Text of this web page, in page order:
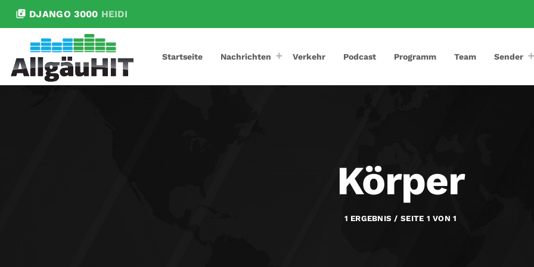
library_music DJANGO 3000 HEIDI
Startseite Nachrichten Verkehr Podcast Programm Team Sender
Körper
1 ERGEBNIS / SEITE 1 VON 1